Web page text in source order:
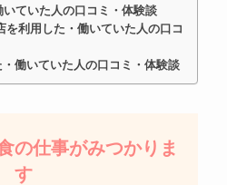
ていた人の口コミ・体験談
を利用した・働いていた人の口コ
働いていた人の口コミ・体験談
の仕事がみつかりま
す